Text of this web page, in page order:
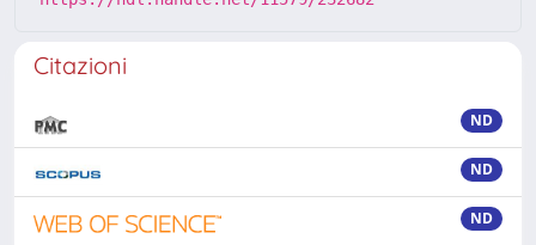
Citazioni
ND
ND
ND